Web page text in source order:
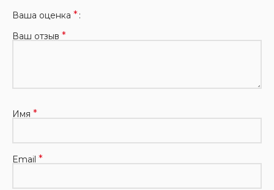
Ваша оценка *
Ваш отзыв *
Имя *
Email *